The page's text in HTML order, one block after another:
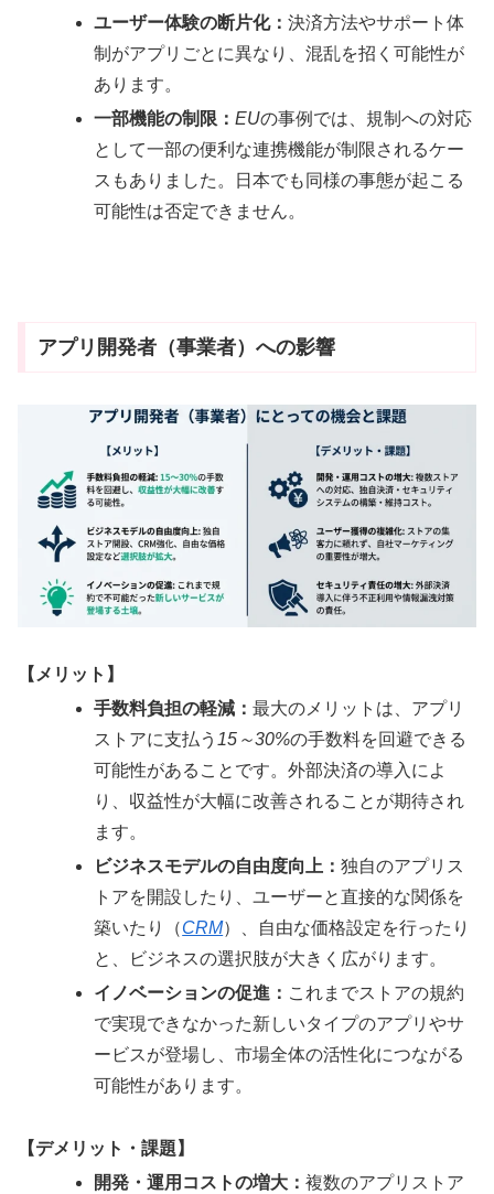
ユーザー体験の断片化：決済方法やサポート体
制がアプリごとに異なり、混乱を招く可能性が
あります。
一部機能の制限：EUの事例では、規制への対応
として一部の便利な連携機能が制限されるケー
スもありました。日本でも同様の事態が起こる
可能性は否定できません。
アプリ開発者（事業者）への影響
【メリット】
手数料負担の軽減：最大のメリットは、アプリ
ストアに支払う 15～30%の手数料を回避できる
可能性があることです。外部決済の導入によ
り、収益性が大幅に改善されることが期待され
ます。
ビジネスモデルの自由度向上：独自のアプリス
トアを開設したり、ユーザーと直接的な関係を
築いたり（CRM）、自由な価格設定を行ったり
と、ビジネスの選択肢が大きく広がります。
イノベーションの促進： これまでストアの規約
で実現できなかった新しいタイプのアプリやサ
ービスが登場し、市場全体の活性化につながる
可能性があります。
【デメリット・課題】
開発・運用コストの増大：複数のアプリストア